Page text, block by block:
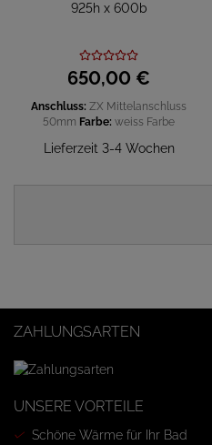
925h x 600b
650,00 €
Anschluss: ZX Mittelanschluss
50mm Farbe: weiss Farbe
Lieferzeit 3-4 Wochen
ZAHLUNGSARTEN
UNSERE VORTEILE
Schöne Wärme für Ihr Bad